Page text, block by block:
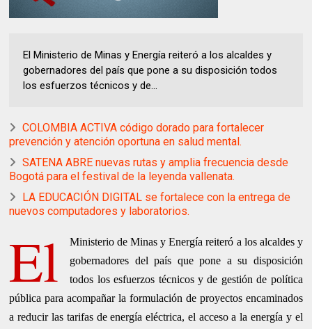
El Ministerio de Minas y Energía reiteró a los alcaldes y
gobernadores del país que pone a su disposición todos
los esfuerzos técnicos y de...
COLOMBIA ACTIVA código dorado para fortalecer
prevención y atención oportuna en salud mental.
SATENA ABRE nuevas rutas y amplia frecuencia desde
Bogotá para el festival de la leyenda vallenata.
LA EDUCACIÓN DIGITAL se fortalece con la entrega de
nuevos computadores y laboratorios.
El
Ministerio de Minas y Energía reiteró a los alcaldes y
gobernadores del país que pone a su disposición
todos los esfuerzos técnicos y de gestión de política
pública para acompañar la formulación de proyectos encaminados
a reducir las tarifas de energía eléctrica, el acceso a la energía y el